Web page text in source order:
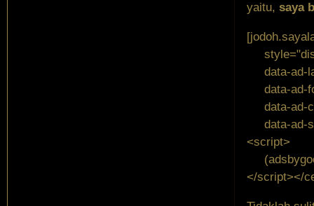
yaitu, saya
data-ad-
data-ad-
data-ad-
data-ad-
<script>
</script></